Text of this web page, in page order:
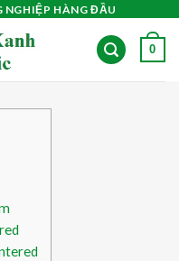
NGHIỆP HÀNG ĐẦU
0